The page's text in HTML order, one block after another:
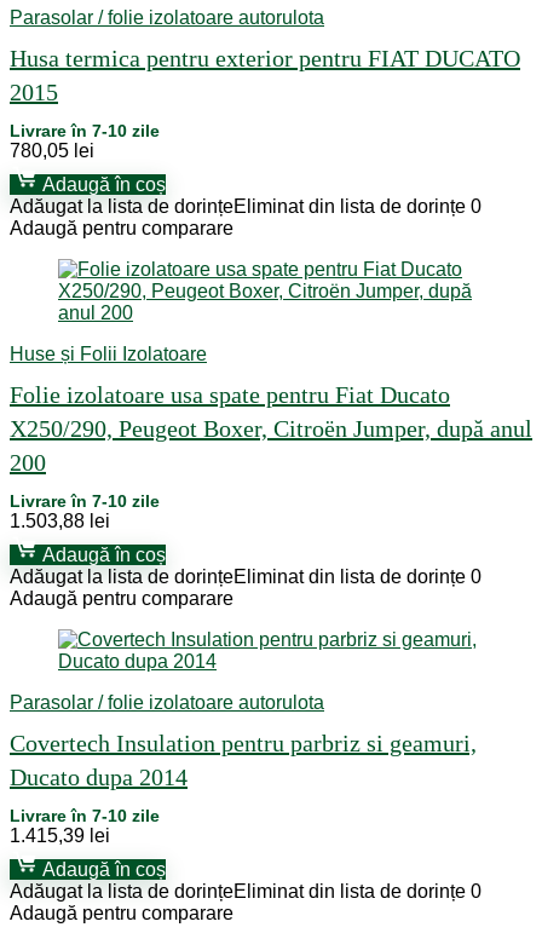
Parasolar / folie izolatoare autorulota
Husa termica pentru exterior pentru FIAT DUCATO
2015
Livrare în 7-10 zile
780,05 lei
Adaugă în coș
Adăugat la lista de dorințeEliminat din lista de dorințe 0
Adaugă pentru comparare
Huse și Folii Izolatoare
Folie izolatoare usa spate pentru Fiat Ducato
X250/290, Peugeot Boxer, Citroën Jumper, după anul
200
Livrare în 7-10 zile
1.503,88 lei
Adaugă în coș
Adăugat la lista de dorințeEliminat din lista de dorințe 0
Adaugă pentru comparare
Parasolar / folie izolatoare autorulota
Covertech Insulation pentru parbriz si geamuri,
Ducato dupa 2014
Livrare în 7-10 zile
1.415,39 lei
Adaugă în coș
Adăugat la lista de dorințeEliminat din lista de dorințe 0
Adaugă pentru comparare